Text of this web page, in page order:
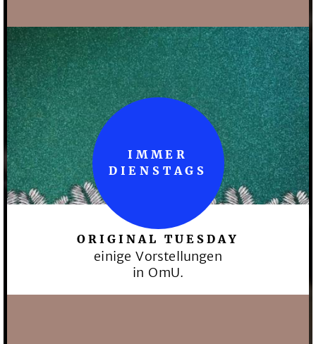
ORIGINAL TUESDAY
einige Vorstellungen
in OmU.
IMMER
DIENSTAGS